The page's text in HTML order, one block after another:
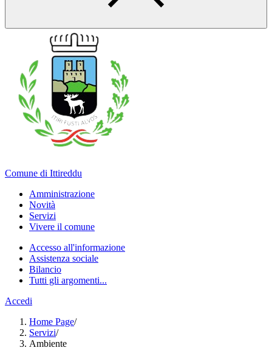
Comune di Ittireddu
Amministrazione
Novità
Servizi
Vivere il comune
Accesso all'informazione
Assistenza sociale
Bilancio
Tutti gli argomenti...
Accedi
Home Page/
Servizi/
Ambiente